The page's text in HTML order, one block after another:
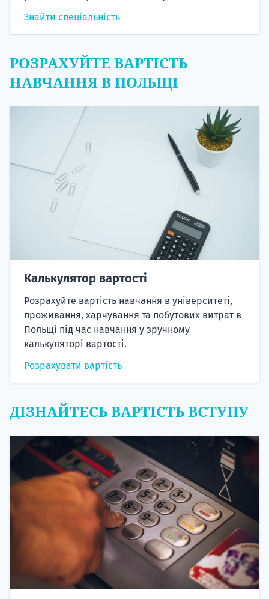
Знайти спеціальність
РОЗРАХУЙТЕ ВАРТІСТЬ
НАВЧАННЯ В ПОЛЬЩІ
Калькулятор вартості
Розрахуйте вартість навчання в університеті,
проживання, харчування та побутових витрат в
Польщі під час навчання у зручному
калькуляторі вартості.
Розрахувати вартість
ДІЗНАЙТЕСЬ ВАРТІСТЬ ВСТУПУ